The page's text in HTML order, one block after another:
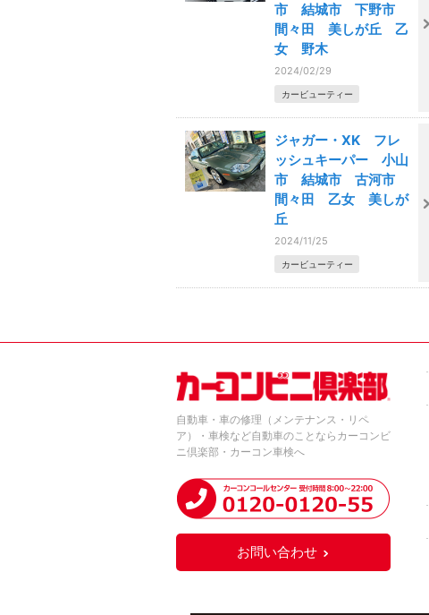
市 結城市 下野市
間々田 美しが丘 乙
女 野木
2024/02/29
カービューティー
ジャガー・XK フレ
ッシュキーパー 小山
市 結城市 古河市
間々田 乙女 美しが
丘
2024/11/25
カービューティー
自動車・車の修理（メンテナンス・リペ
ア）・車検など自動車のことならカーコンビ
ニ倶楽部・カーコン車検へ
お問い合わせ